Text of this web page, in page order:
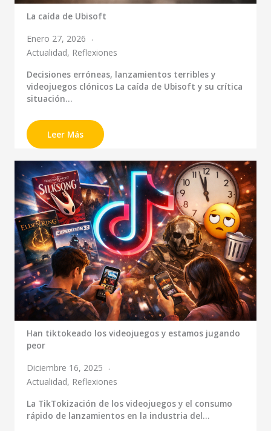
La caída de Ubisoft
Enero 27, 2026
Actualidad, Reflexiones
Decisiones erróneas, lanzamientos terribles y
videojuegos clónicos La caída de Ubisoft y su crítica
situación…
Leer Más
Han tiktokeado los videojuegos y estamos jugando
peor
Diciembre 16, 2025
Actualidad, Reflexiones
La TikTokización de los videojuegos y el consumo
rápido de lanzamientos en la industria del…